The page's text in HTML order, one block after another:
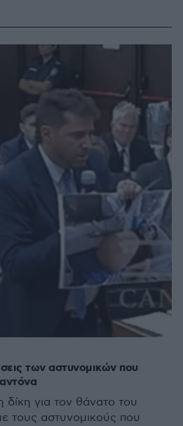
των αστυνομικών που
δίκη για τον θάνατο του
τους αστυνομικούς που